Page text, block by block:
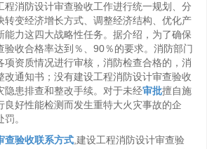
程消防设计审查验收工作进行统一规划、分
转变经济增长方式、调整经济结构、优化产
能力这四大战略性任务。据介绍，为了确保
验收合格率达到％、90％的要求。消防部门
项资质情况进行审核，消防检查合格的，消
改通知书；没有建设工程消防设计审查验收
隐患排查和整改手续。对于未经审批擅自施
良好性能检测而发生重特大火灾事故的企
。
查验收联系方式,建设工程消防设计审查验